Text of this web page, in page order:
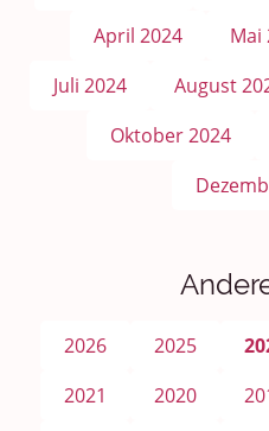
April 2024
Mai
Juli 2024
August
Oktober 2024
2026 2025
2021
2020